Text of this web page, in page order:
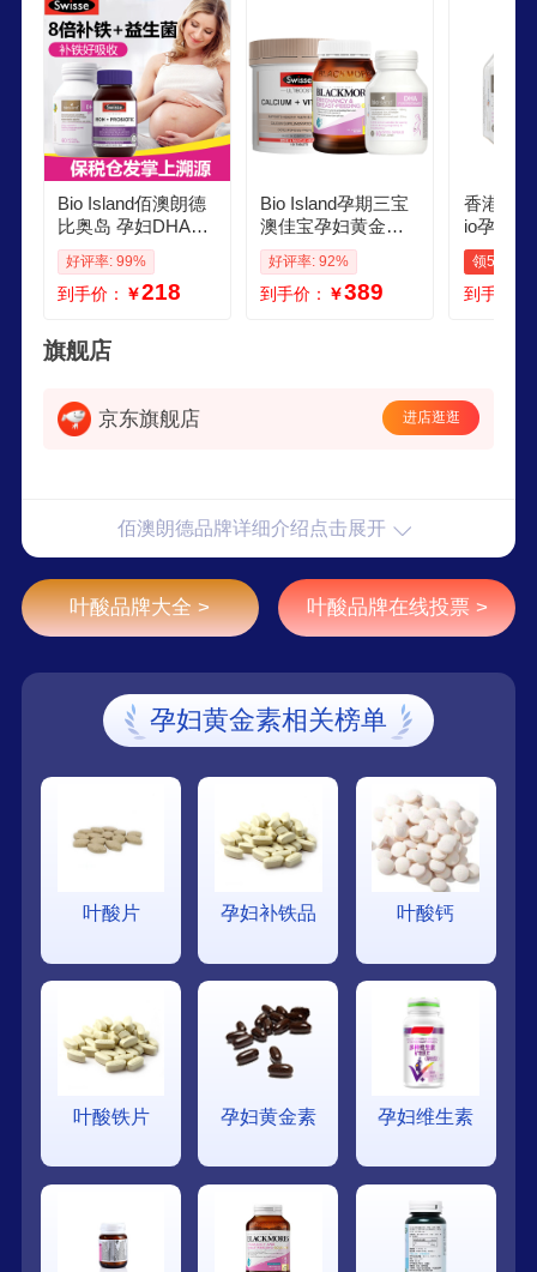
Bio Island佰澳朗德
比奥岛 孕妇DHA海
藻油备孕孕期哺乳
期 黄金素 澳大利亚
2瓶1盒 益生菌铁30
好评率: 99%
到手价： ￥218
Bio Island孕期三宝
澳佳宝孕妇黄金素B
io孕妇DHA孕期大
钙片150粒 孕期三
宝澳佳宝黄金素孕
好评率: 92%
到手价： ￥389
香港直
io孕妇
妇孕期
钙婴幼
期哺乳
领5元券
到手价：
旗舰店
京东旗舰店 进店逛逛
佰澳朗德品牌详细介绍点击展开
叶酸品牌大全 > 叶酸品牌在线投票 >
孕妇黄金素相关榜单
叶酸片 孕妇补铁品 叶酸钙
叶酸铁片 孕妇黄金素 孕妇维生素